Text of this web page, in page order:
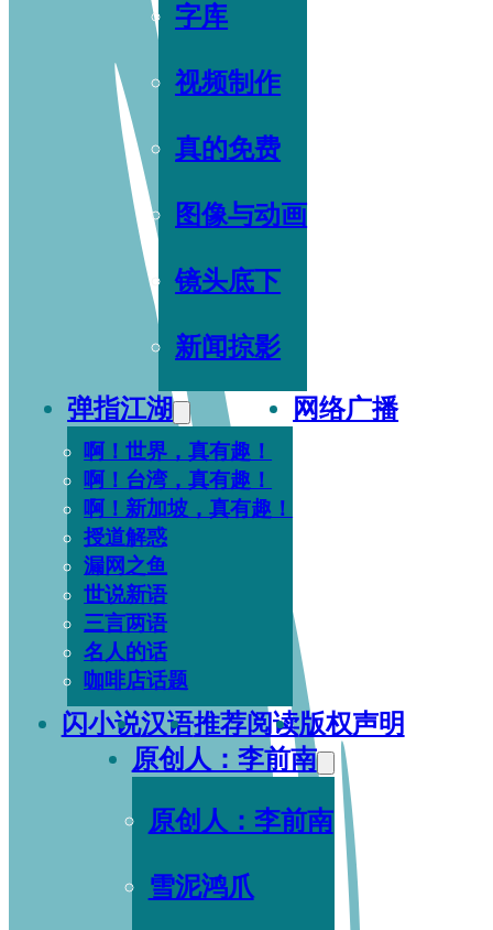
字库
视频制作
真的免费
图像与动画
镜头底下
新闻掠影
弹指江湖
啊！世界，真有趣！
啊！台湾，真有趣！
啊！新加坡，真有趣！
授道解惑
漏网之鱼
世说新语
三言两语
名人的话
咖啡店话题
网络广播
闪小说汉语推荐阅读版权声明
原创人：李前南
原创人：李前南
雪泥鸿爪